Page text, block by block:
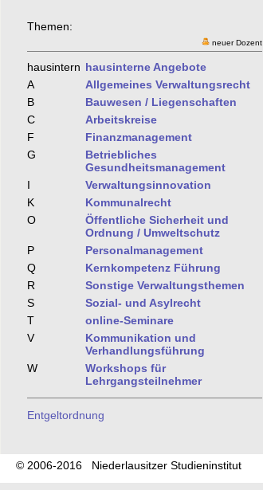
Themen:
neuer Dozent
hausintern hausinterne Angebote
A
Allgemeines Verwaltungsrecht
B
Bauwesen / Liegenschaften
C
Arbeitskreise
F
Finanzmanagement
G
Betriebliches
Gesundheitsmanagement
I
Verwaltungsinnovation
K
Kommunalrecht
O
Öffentliche Sicherheit und
Ordnung / Umweltschutz
P
Personalmanagement
Q
Kernkompetenz Führung
R
Sonstige Verwaltungsthemen
S
Sozial- und Asylrecht
T
online-Seminare
V
Kommunikation und
Verhandlungsführung
W
Workshops für
Lehrgangsteilnehmer
Entgeltordnung
© 2006-2016 Niederlausitzer Studieninstitut